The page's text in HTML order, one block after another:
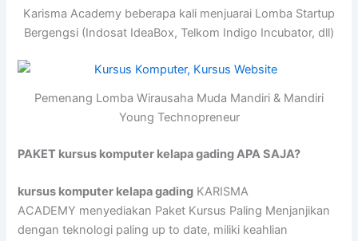
Karisma Academy beberapa kali menjuarai Lomba Startup
Bergengsi (Indosat IdeaBox, Telkom Indigo Incubator, dll)
Pemenang Lomba Wirausaha Muda Mandiri & Mandiri
Young Technopreneur
PAKET kursus komputer kelapa gading APA SAJA?
kursus komputer kelapa gading KARISMA
ACADEMY menyediakan Paket Kursus Paling Menjanjikan
dengan teknologi paling up to date, miliki keahlian